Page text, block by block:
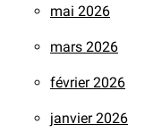
mai 2026
mars 2026
février 2026
janvier 2026